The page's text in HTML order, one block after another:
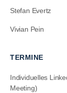
Stefan Evertz
Vivian Pein
TERMINE
Individuelles
Meeting)